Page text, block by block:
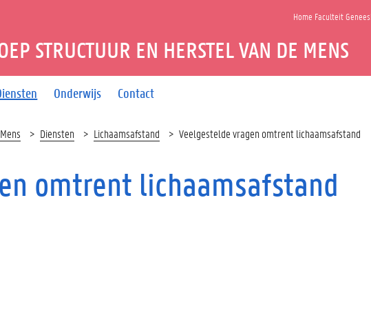
Home Faculteit
Onderwijs Contact
STRUCTUUR EN HERSTEL VAN DE MENS
Diensten Lichaamsafstand Veelgestelde vragen omtrent lichaamsafstand
omtrent lichaamsafstand